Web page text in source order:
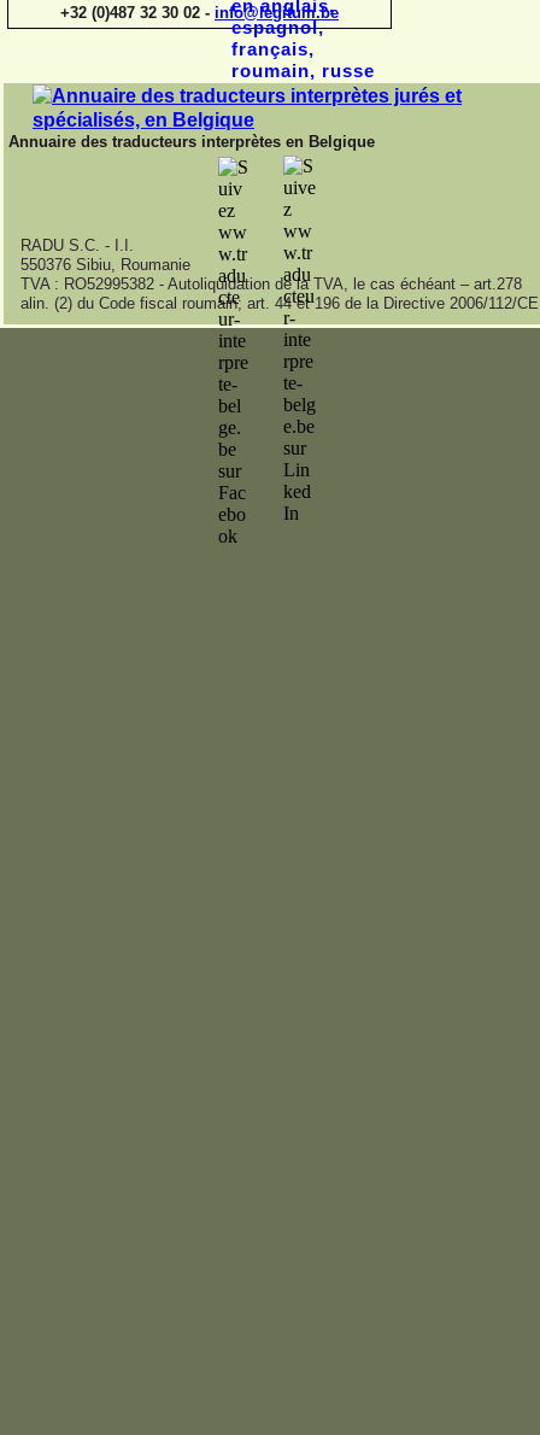
+32 (0)487 32 30 02 - info@legitum.be
Annuaire des traducteurs interprètes en Belgique
RADU S.C. - I.I.
550376 Sibiu, Roumanie
TVA : RO52995382 - Autoliquidation de la TVA, le cas échéant – art.278
alin. (2) du Code fiscal roumain; art. 44 et 196 de la Directive 2006/112/CE